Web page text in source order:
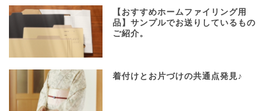
【おすすめホームファイリング用
品】サンプルでお送りしているもの
ご紹介。
着付けとお片づけの共通点発見♪